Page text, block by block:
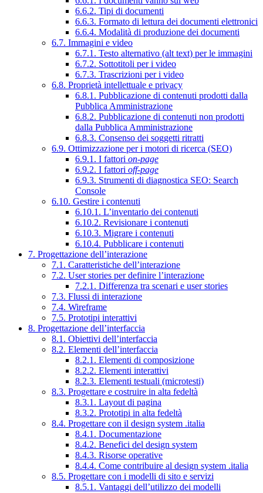
6.6.2. Tipi di documenti
6.6.3. Formato di lettura dei documenti elettronici
6.6.4. Modalità di produzione dei documenti
6.7. Immagini e video
6.7.1. Testo alternativo (alt text) per le immagini
6.7.2. Sottotitoli per i video
6.7.3. Trascrizioni per i video
6.8. Proprietà intellettuale e privacy
6.8.1. Pubblicazione di contenuti prodotti dalla
Pubblica Amministrazione
6.8.2. Pubblicazione di contenuti non prodotti
dalla Pubblica Amministrazione
6.8.3. Consenso dei soggetti ritratti
6.9. Ottimizzazione per i motori di ricerca (SEO)
6.9.1. I fattori on-page
6.9.2. I fattori off-page
6.9.3. Strumenti di diagnostica SEO: Search
Console
6.10. Gestire i contenuti
6.10.1. L’inventario dei contenuti
6.10.2. Revisionare i contenuti
6.10.3. Migrare i contenuti
6.10.4. Pubblicare i contenuti
7. Progettazione dell’interazione
7.1. Caratteristiche dell’interazione
7.2. User stories per definire l’interazione
7.2.1. Differenza tra scenari e user stories
7.3. Flussi di interazione
7.4. Wireframe
7.5. Prototipi interattivi
8. Progettazione dell’interfaccia
8.1. Obiettivi dell’interfaccia
8.2. Elementi dell’interfaccia
8.2.1. Elementi di composizione
8.2.2. Elementi interattivi
8.2.3. Elementi testuali (microtesti)
8.3. Progettare e costruire in alta fedeltà
8.3.1. Layout di pagina
8.3.2. Prototipi in alta fedeltà
8.4. Progettare con il design system .italia
8.4.1. Documentazione
8.4.2. Benefici del design system
8.4.3. Risorse operative
8.4.4. Come contribuire al design system .italia
8.5. Progettare con i modelli di sito e servizi
8.5.1. Vantaggi dell’utilizzo dei modelli